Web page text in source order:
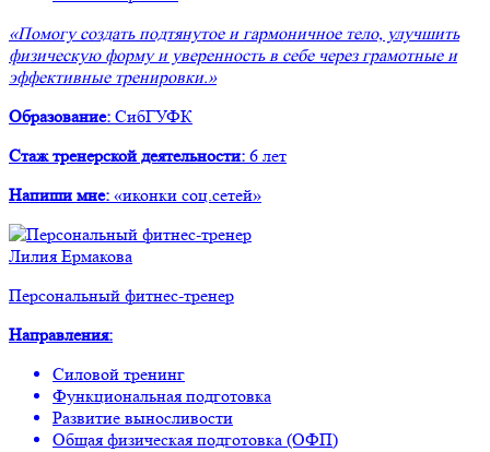
«Помогу создать подтянутое и гармоничное тело, улучшить
физическую форму и уверенность в себе через грамотные и
эффективные тренировки.»
Образование: СибГУФК
Стаж тренерской деятельности: 6 лет
Напиши мне: «иконки соц.сетей»
Лилия Ермакова
Персональный фитнес-тренер
Направления:
Силовой тренинг
Функциональная подготовка
Развитие выносливости
Общая физическая подготовка (ОФП)